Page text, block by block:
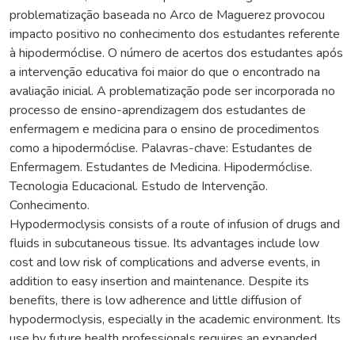
problematização baseada no Arco de Maguerez provocou
impacto positivo no conhecimento dos estudantes referente
à hipodermóclise. O número de acertos dos estudantes após
a intervenção educativa foi maior do que o encontrado na
avaliação inicial. A problematização pode ser incorporada no
processo de ensino-aprendizagem dos estudantes de
enfermagem e medicina para o ensino de procedimentos
como a hipodermóclise. Palavras-chave: Estudantes de
Enfermagem. Estudantes de Medicina. Hipodermóclise.
Tecnologia Educacional. Estudo de Intervenção.
Conhecimento.
Hypodermoclysis consists of a route of infusion of drugs and
fluids in subcutaneous tissue. Its advantages include low
cost and low risk of complications and adverse events, in
addition to easy insertion and maintenance. Despite its
benefits, there is low adherence and little diffusion of
hypodermoclysis, especially in the academic environment. Its